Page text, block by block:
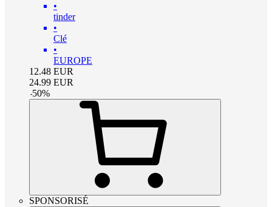
•
tinder
•
Clé
•
EUROPE
12.48 EUR
24.99 EUR
-50%
SPONSORISÉ